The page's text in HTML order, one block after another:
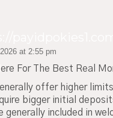
at 2:55 pm
For The Best Real
offer higher
bigger initial
generally included in